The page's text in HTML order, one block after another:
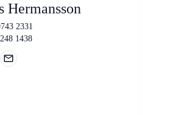
Hermansson
2331
1438